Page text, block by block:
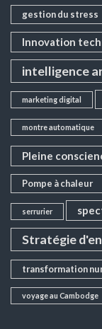
gestion du stress
Innovation
intelligence
marketing digital
montre automatique
Pleine
Pompe à chaleur
serrurier
Stratégie
transformation
voyage au Cambodge